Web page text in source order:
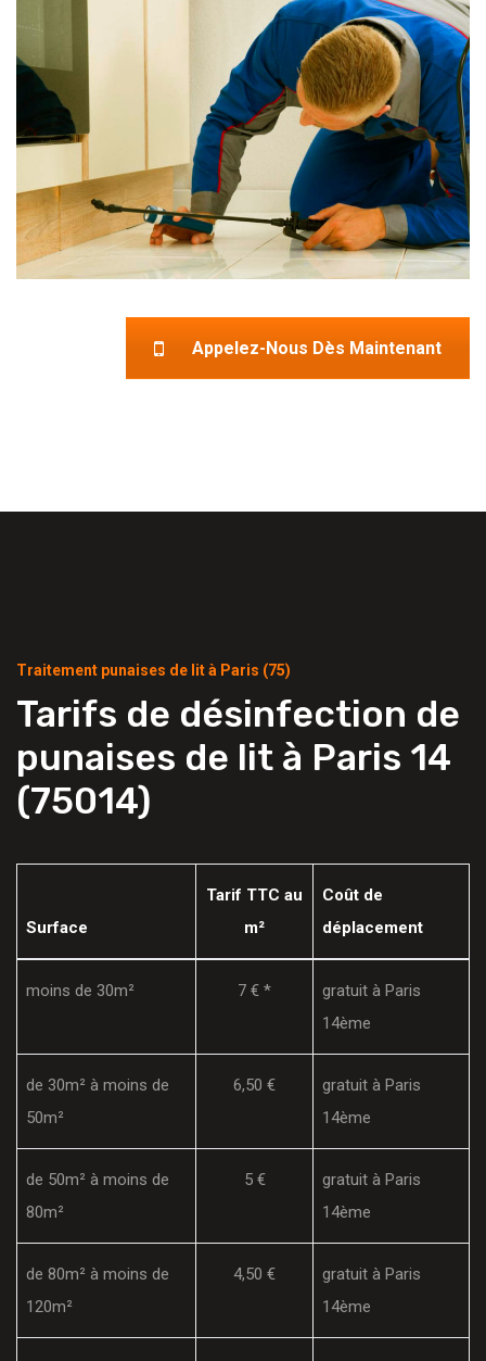
Appelez-Nous Dès Maintenant
Traitement punaises de lit à Paris (75)
Tarifs de désinfection de
punaises de lit à Paris 14
(75014)
Surface
Tarif TTC au
m²
Coût de
déplacement
moins de 30m² 7 € *
gratuit à Paris
14ème
de 30m² à moins de
50m²
6,50 €
gratuit à Paris
14ème
de 50m² à moins de
80m²
5 €
gratuit à Paris
14ème
de 80m² à moins de
120m²
4,50 €
gratuit à Paris
14ème